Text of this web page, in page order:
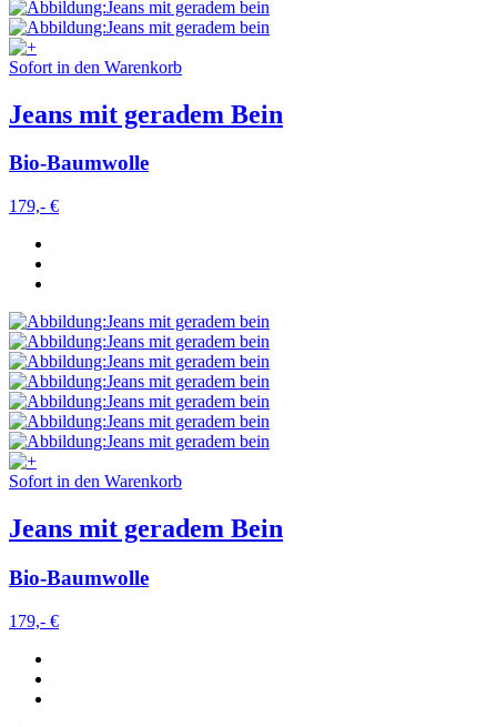
Sofort in den Warenkorb
Jeans mit geradem Bein
Bio-Baumwolle
179,- €
Sofort in den Warenkorb
Jeans mit geradem Bein
Bio-Baumwolle
179,- €